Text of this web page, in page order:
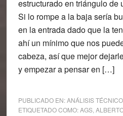
estructurado en triángulo de
Si lo rompe a la baja sería
en la entrada dado que la
ahí un mínimo que nos
cabeza, así que mejor
y empezar a pensar en […]
PUBLICADO EN:ANÁLISIS TÉCNICO,
ETIQUETADO COMO:AGS,